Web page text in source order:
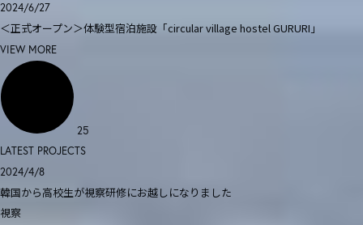
2024/6/27
＜正式オープン＞体験型宿泊施設「circular village hostel GURURI」
VIEW MORE
25
LATEST PROJECTS
2024/4/8
韓国から高校生が視察研修にお越しになりました
視察